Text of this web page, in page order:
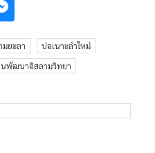
ยะลา
ปอเนาะลำใหม่
นพัฒนาอิสลามวิทยา